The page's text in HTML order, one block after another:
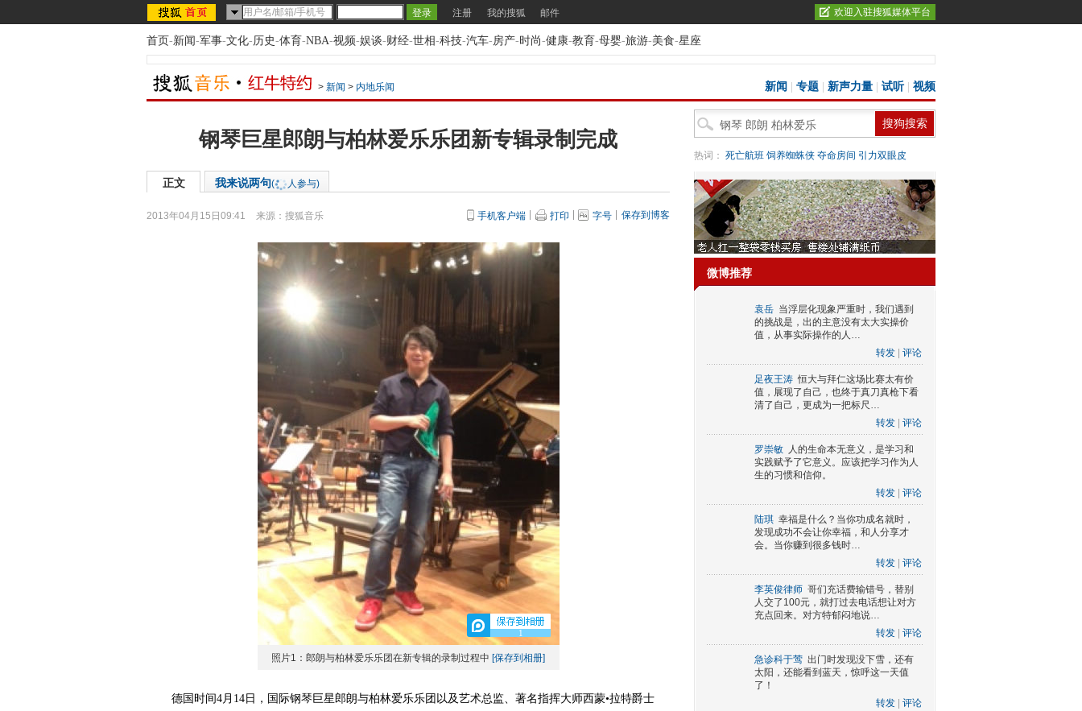
注册 我的搜狐 邮件 欢迎入驻搜狐媒体平台
首页-新闻-军事-文化-历史-体育-NBA-视频-娱谈-财经-世相-科技-汽车-房产-时尚-健康-教育-母婴-旅游-美食-星座
> 新闻 > 内地乐闻 新闻 专题 新声力量 试听| 视频
钢琴巨星郎朗与柏林爱乐乐团新专辑录制完成
正文 我来说两句( 人参与)
2013年04月15日09:41 来源： 搜狐音乐 手机客户端 打印 字号 保存到博客
1
照片1：郎朗与柏林爱乐乐团在新专辑的录制过程中 [保存到相册]
德国时间4月14日，国际钢琴巨星郎朗与柏林爱乐乐团以及艺术总监、著名指挥大师西蒙•拉特爵士
热词： 死亡航班 饲养蜘蛛侠 夺命房间 引力双眼皮
微博推荐
袁岳 当浮层化现象严重时，我们遇到
的挑战是，出的主意没有太大实操价
值，从事实际操作的人…
转发
评论
足夜王涛 恒大与拜仁这场比赛太有价
值，展现了自己，也终于真刀真枪下看
清了自己，更成为一把标尺…
转发
评论
罗崇敏 人的生命本无意义，是学习和
实践赋予了它意义。应该把学习作为人
生的习惯和信仰。
转发
评论
陆琪 幸福是什么？当你功成名就时，
发现成功不会让你幸福，和人分享才
会。当你赚到很多钱时…
转发
评论
李英俊律师 哥们充话费输错号，替别
人交了100元，就打过去电话想让对方
充点回来。对方特郁闷地说…
转发
评论
急诊科于莺 出门时发现没下雪，还有
太阳，还能看到蓝天，惊呼这一天值
了！
转发
评论